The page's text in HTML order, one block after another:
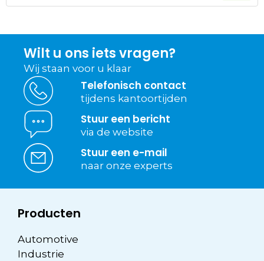
Wilt u ons iets vragen?
Wij staan voor u klaar
Telefonisch contact
tijdens kantoortijden
Stuur een bericht
via de website
Stuur een e-mail
naar onze experts
Producten
Automotive
Industrie